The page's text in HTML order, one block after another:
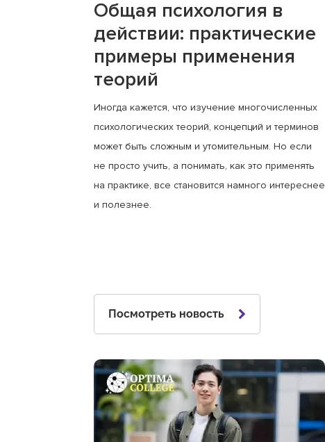
Общая психология в
действии: практические
примеры применения
теорий
Иногда кажется, что изучение многочисленных
психологических теорий, концепций и терминов
может быть сложным и утомительным. Но если
не просто учить, а понимать, как это применять
на практике, все становится намного интереснее
и полезнее.
Посмотреть новость